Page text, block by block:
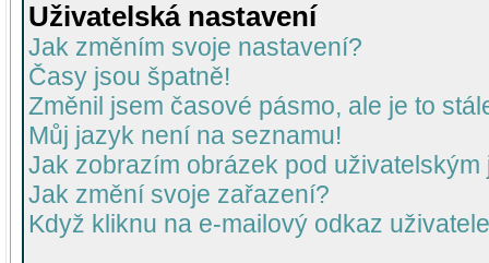
Uživatelská nastavení
Jak změním svoje nastavení?
Časy jsou špatně!
Změnil jsem časové pásmo, ale je to
Můj jazyk není na seznamu!
Jak zobrazím obrázek pod uživatelským
Jak změní svoje zařazení?
Když kliknu na e-mailový odkaz